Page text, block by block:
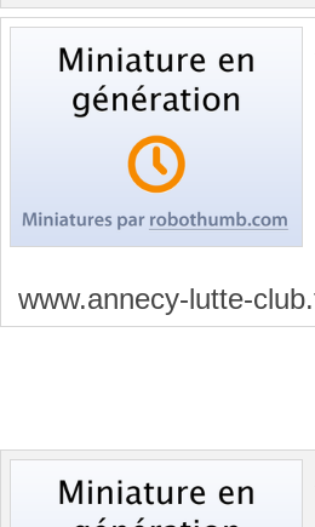
www.annecy-lutte-